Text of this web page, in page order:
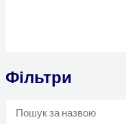
Фільтри